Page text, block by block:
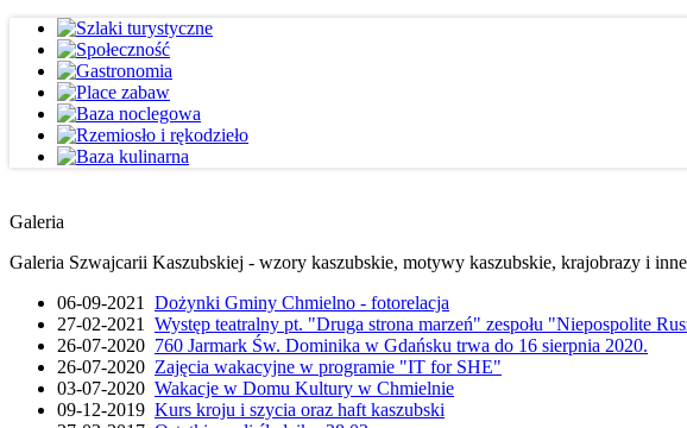
Galeria
Galeria Szwajcarii Kaszubskiej - wzory kaszubskie, motywy kaszubskie, krajobrazy i
06-09-2021 Dożynki Gminy Chmielno - fotorelacja
27-02-2021 Występ teatralny pt. "Druga strona marzeń" zespołu "Niepospolite
26-07-2020 760 Jarmark Św. Dominika w Gdańsku trwa do 16 sierpnia 2020.
26-07-2020 Zajęcia wakacyjne w programie "IT for SHE"
03-07-2020 Wakacje w Domu Kultury w Chmielnie
09-12-2019 Kurs kroju i szycia oraz haft kaszubski